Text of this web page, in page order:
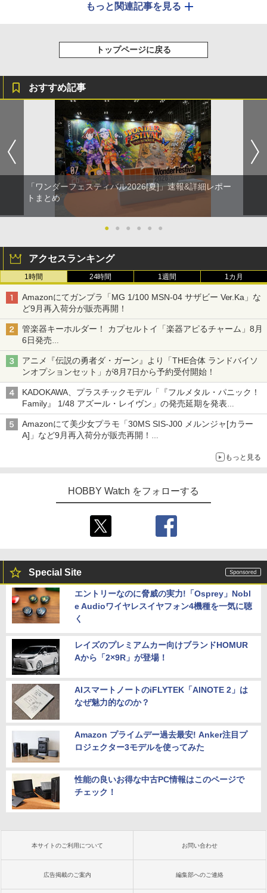
もっと関連記事を見る
トップページに戻る
おすすめ記事
「ワンダーフェスティバル2026[夏]」速報&詳細レポー
トまとめ
● ● ● ● ● ●
アクセスランキング
1時間 24時間 1週間 1カ月
Amazonにてガンプラ「MG 1/100 MSN-04 サザビー Ver.Ka」な
ど9月再入荷分が販売再開！
管楽器キーホルダー！ カプセルトイ「楽器アピるチャーム」8月
6日発売
チューバ、テナサクなど5種各3色
アニメ『伝説の勇者ダ・ガーン』より「THE合体 ランドバイソ
ンオプションセット」が8月7日から予約受付開始！
KADOKAWA、プラスチックモデル「『フルメタル・パニック！
Family』 1/48 アズール・レイヴン」の発売延期を発表
8月から9月に延期
Amazonにて美少女プラモ「30MS SIS-J00 メルンジャ[カラー
A]」など9月再入荷分が販売再開！
もっと見る
HOBBY Watch をフォローする
Special Site
エントリーなのに脅威の実力!「Osprey」Nobl
e Audioワイヤレスイヤフォン4機種を一気に聴
く
レイズのプレミアムカー向けブランドHOMUR
Aから「2×9R」が登場！
AIスマートノートのiFLYTEK「AINOTE 2」は
なぜ魅力的なのか？
Amazon プライムデー過去最安! Anker注目プ
ロジェクター3モデルを使ってみた
性能の良いお得な中古PC情報はこのページで
チェック！
本サイトのご利用について お問い合わせ
広告掲載のご案内 編集部へのご連絡